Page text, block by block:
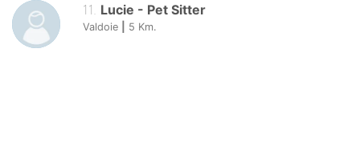
11 Lucie - Pet Sitter
Valdoie 5 Km.